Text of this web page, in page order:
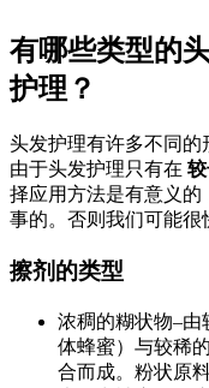
有哪些类型的
护理？
头发护理有许多不同的
由于头发护理只有在
择应用方法是有意义
事的。否则我们可能很
擦剂的类型
浓稠的糊状物–由
体蜂蜜）与较稀
合而成。粉状原